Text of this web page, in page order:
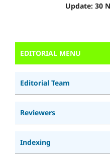
Update: 30
EDITORIAL MENU
Editorial Team
Reviewers
Indexing